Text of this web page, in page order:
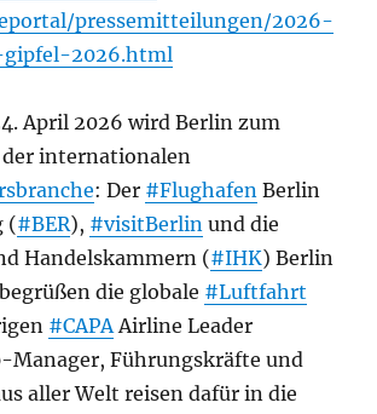
pressemitteilungen/2026-
2026.html
April 2026 wird Berlin zum
der internationalen
: Der #Flughafen Berlin
(#BER), #visitBerlin und die
Handelskammern (#IHK) Berlin
die globale #Luftfahrt
#CAPAAirline Leader
Manager, Führungskräfte und
aller Welt reisen dafür in die